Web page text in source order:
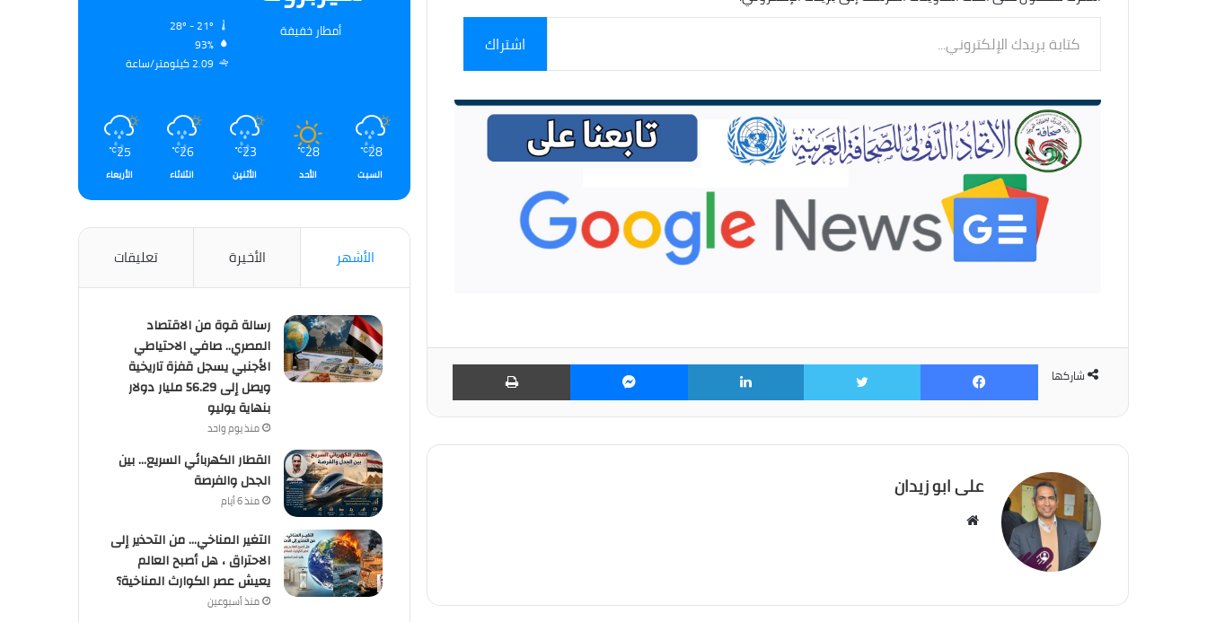
الإلكتروني...
اشتراك
شاركها
على ابو زيدان
أمطار خفيفة
93%
2.09 كيلومتر/ساعة
28
℃
السبت
28
℃
الأحد
23
℃
الأثنين
26
℃
الثلاثاء
25
℃
الأربعاء
الأشهر الأخيرة تعليقات
رسالة قوة من الاقتصاد
المصري.. صافي الاحتياطي
الأجنبي يسجل قفزة تاريخية
ويصل إلى 56.29 مليار دولار
بنهاية يوليو
منذ يوم واحد
القطار الكهربائي السريع… بين
الجدل والفرصة
منذ 6 أيام
التغير المناخي… من التحذير إلى
الاحتراق ، هل أصبح العالم
يعيش عصر الكوارث المناخية؟
منذ أسبوعين